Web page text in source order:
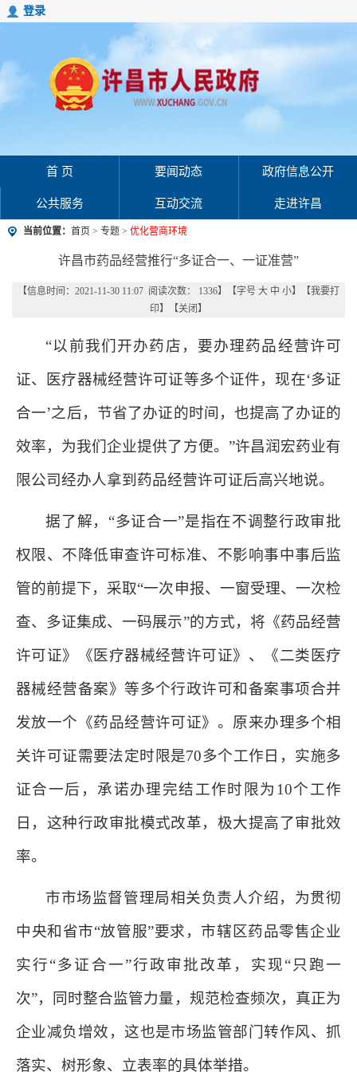
登录
首 页 要闻动态 政府信息公开
公共服务 互动交流 走进许昌
当前位置： 首页 > 专题 > 优化营商环境
许昌市药品经营推行“多证合一、一证准营”
【信息时间：2021-11-30 11:07 阅读次数： 1336】【字号 大 中 小】【我要打
印】【关闭 】
“以前我们开办药店，要办理药品经营许可
证、医疗器械经营许可证等多个证件，现在‘多证
合一’之后，节省了办证的时间，也提高了办证的
效率，为我们企业提供了方便。”许昌润宏药业有
限公司经办人拿到药品经营许可证后高兴地说。
据了解，“多证合一”是指在不调整行政审批
权限、不降低审查许可标准、不影响事中事后监
管的前提下，采取“一次申报、一窗受理、一次检
查、多证集成、一码展示”的方式，将《药品经营
许可证》《医疗器械经营许可证》、《二类医疗
器械经营备案》等多个行政许可和备案事项合并
发放一个《药品经营许可证》。原来办理多个相
关许可证需要法定时限是70多个工作日，实施多
证合一后，承诺办理完结工作时限为10个工作
日，这种行政审批模式改革，极大提高了审批效
率。
市市场监督管理局相关负责人介绍，为贯彻
中央和省市“放管服”要求，市辖区药品零售企业
实行“多证合一”行政审批改革，实现“只跑一
次”，同时整合监管力量，规范检查频次，真正为
企业减负增效，这也是市场监管部门转作风、抓
落实、树形象、立表率的具体举措。